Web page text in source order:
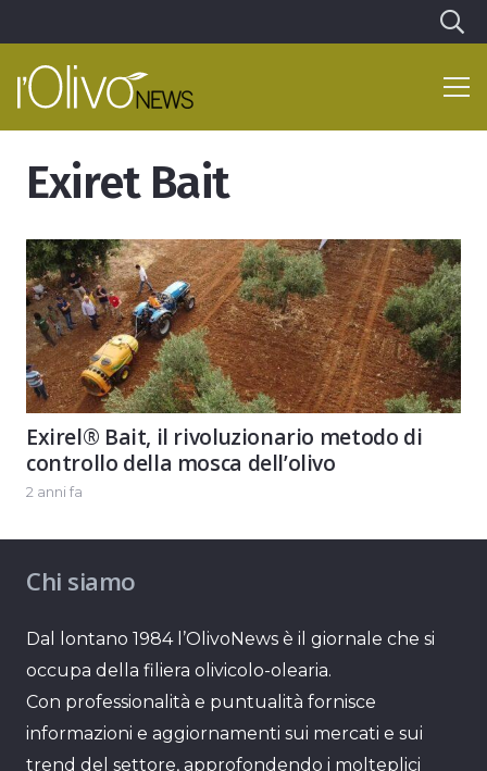
Exiret Bait
Exirel® Bait, il rivoluzionario metodo di
controllo della mosca dell’olivo
2 anni fa
Chi siamo
Dal lontano 1984 l’OlivoNews è il giornale che si
occupa della filiera olivicolo-olearia.
Con professionalità e puntualità fornisce
informazioni e aggiornamenti sui mercati e sui
trend del settore, approfondendo i molteplici